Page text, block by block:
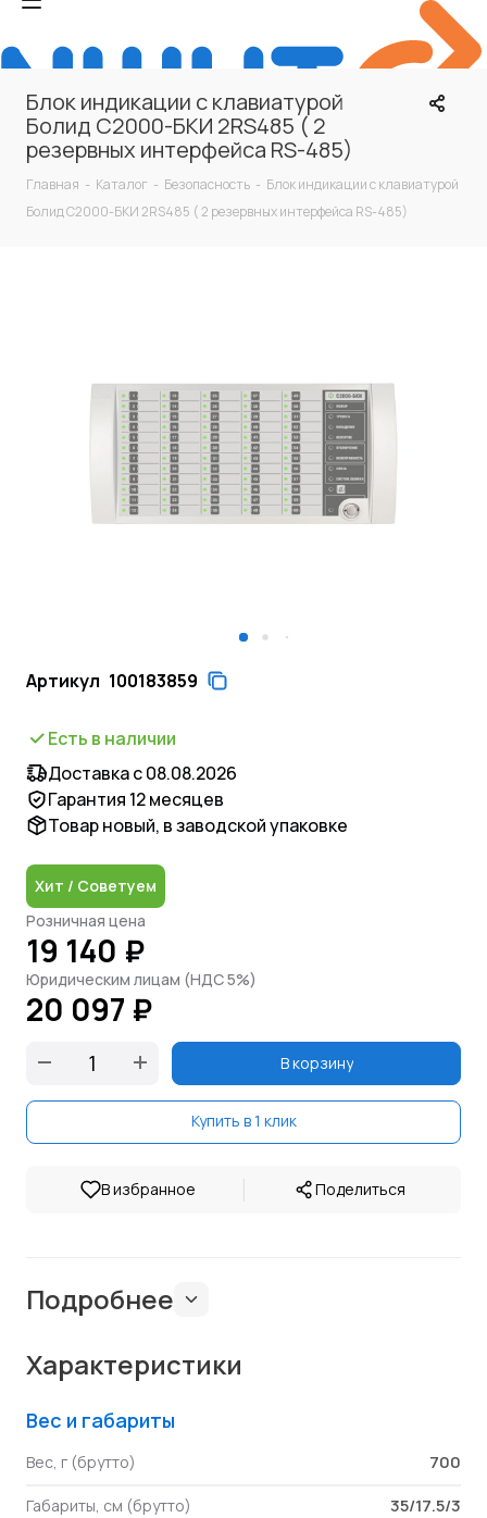
Блок индикации с клавиатурой
Болид С2000-БКИ 2RS485 ( 2
резервных интерфейса RS-485)
Главная - Каталог - Безопасность - Блок индикации с клавиатурой
Болид С2000-БКИ 2RS485 ( 2 резервных интерфейса RS-485)
Артикул 100183859
Есть в наличии
Доставка с 08.08.2026
Гарантия 12 месяцев
Товар новый, в заводской упаковке
Хит / Советуем
Розничная цена
19 140 ₽
Юридическим лицам (НДС 5%)
20 097 ₽
В корзину
Купить в 1 клик
В избранное | Поделиться
Подробнее
Характеристики
Вес и габариты
Вес, г (брутто) 700
Габариты, см (брутто) 35/17.5/3